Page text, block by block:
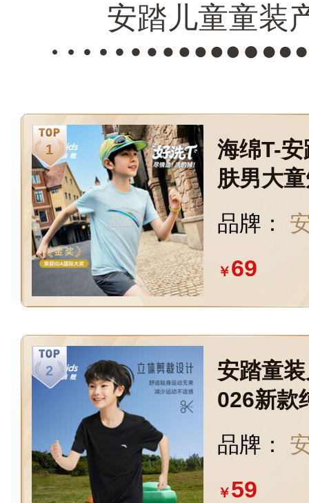
安踏儿童童装
海绵T-
肤男大
透气舒
品牌：
￥69
安踏童
026新款
青少年
品牌：
￥59